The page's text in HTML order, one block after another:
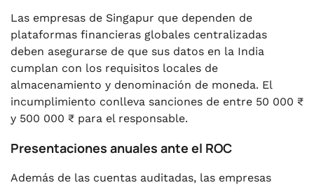
Las empresas de Singapur que dependen de
plataformas financieras globales centralizadas
deben asegurarse de que sus datos en la India
cumplan con los requisitos locales de
almacenamiento y denominación de moneda. El
incumplimiento conlleva sanciones de entre 50 000 ₹
y 500 000 ₹ para el responsable.
Presentaciones anuales ante el ROC
Además de las cuentas auditadas, las empresas